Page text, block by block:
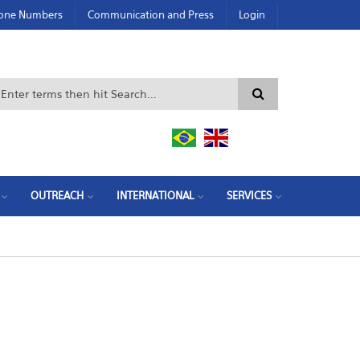
Numbers Communication and Press Login
form
OUTREACH INTERNATIONAL SERVICES